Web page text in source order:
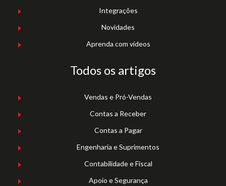
Integrações
Novidades
Aprenda com vídeos
Todos os artigos
Vendas e Pró-Vendas
Contas a Receber
Contas a Pagar
Engenharia e Suprimentos
Contabilidade e Fiscal
Apoio e Segurança